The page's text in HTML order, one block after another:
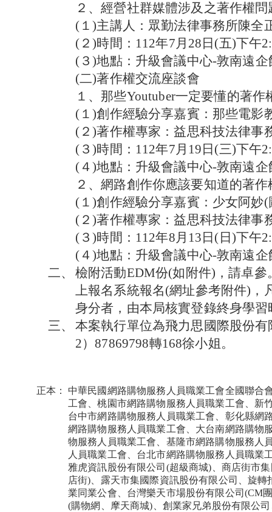
２、經營社群媒體涉及之著作權問
(１)主講人：眾勤法律事務所陳全
(２)時間：112年7月28日(五)下午
(３)地點：升級會議中心-敦南遠企
(二)著作權交流座談會
１、那些Youtuber一定要懂的著作
(１)創作經驗分享嘉賓：那些電影
(２)著作權專家：益思科技法律事
(３)時間：112年7月19日(三)下午
(４)地點：升級會議中心-敦南遠企
２、網路創作你應該要知道的著作
(１)創作經驗分享嘉賓：少女阿妙
(２)著作權專家：益思科技法律事
(３)時間：112年8月13日(日)下午
(４)地點：升級會議中心-敦南遠企
二、
檢附活動EDM份(如附件)，請卓
上報名系統報名(網址參考附件)，
身分者，由本局核實登錄終身學習
三、
本案執行單位為飛力思國際股份
2）87869798轉168徐小姐。
正本：
中華民國網路購物服務人員職業工會全國聯合
工會、桃園市網路購物服務人員職業工會、新
台中市網路購物服務人員職業工會、彰化縣網
網路購物服務人員職業工會、大台南網路購物
物服務人員職業工會、基隆市網路購物服務人
人員職業工會、台北市網路購物服務人員職業
雅虎資訊股份有限公司(超級商城)、商店街市
店街)、露天市集國際資訊股份有限公司、旋
業同業公會、台灣樂天市場股份有限公司(CM
(購物網、摩天商城)、創業家兄弟股份有限公